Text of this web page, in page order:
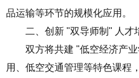
品运输等环节的规模化应用。
二、创新 "双导师制" 人才
双方将共建 "低空经济产
用、低空交通管理等特色课程